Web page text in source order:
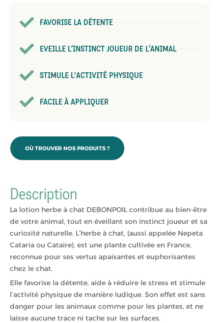
FAVORISE LA DÉTENTE
EVEILLE L’INSTINCT JOUEUR DE L’ANIMAL
STIMULE L'ACTIVITÉ PHYSIQUE
FACILE À APPLIQUER
OÙ TROUVER NOS PRODUITS ?
Description
La lotion herbe à chat DEBONPOIL contribue au bien-être
de votre animal, tout en éveillant son instinct joueur et sa
curiosité naturelle. L’herbe à chat, (aussi appelée Nepeta
Cataria ou Cataire), est une plante cultivée en France,
reconnue pour ses vertus apaisantes et euphorisantes
chez le chat.
Elle favorise la détente, aide à réduire le stress et stimule
l’activité physique de manière ludique. Son effet est sans
danger pour les animaux comme pour les plantes, et ne
laisse aucune trace ni tache sur les surfaces.